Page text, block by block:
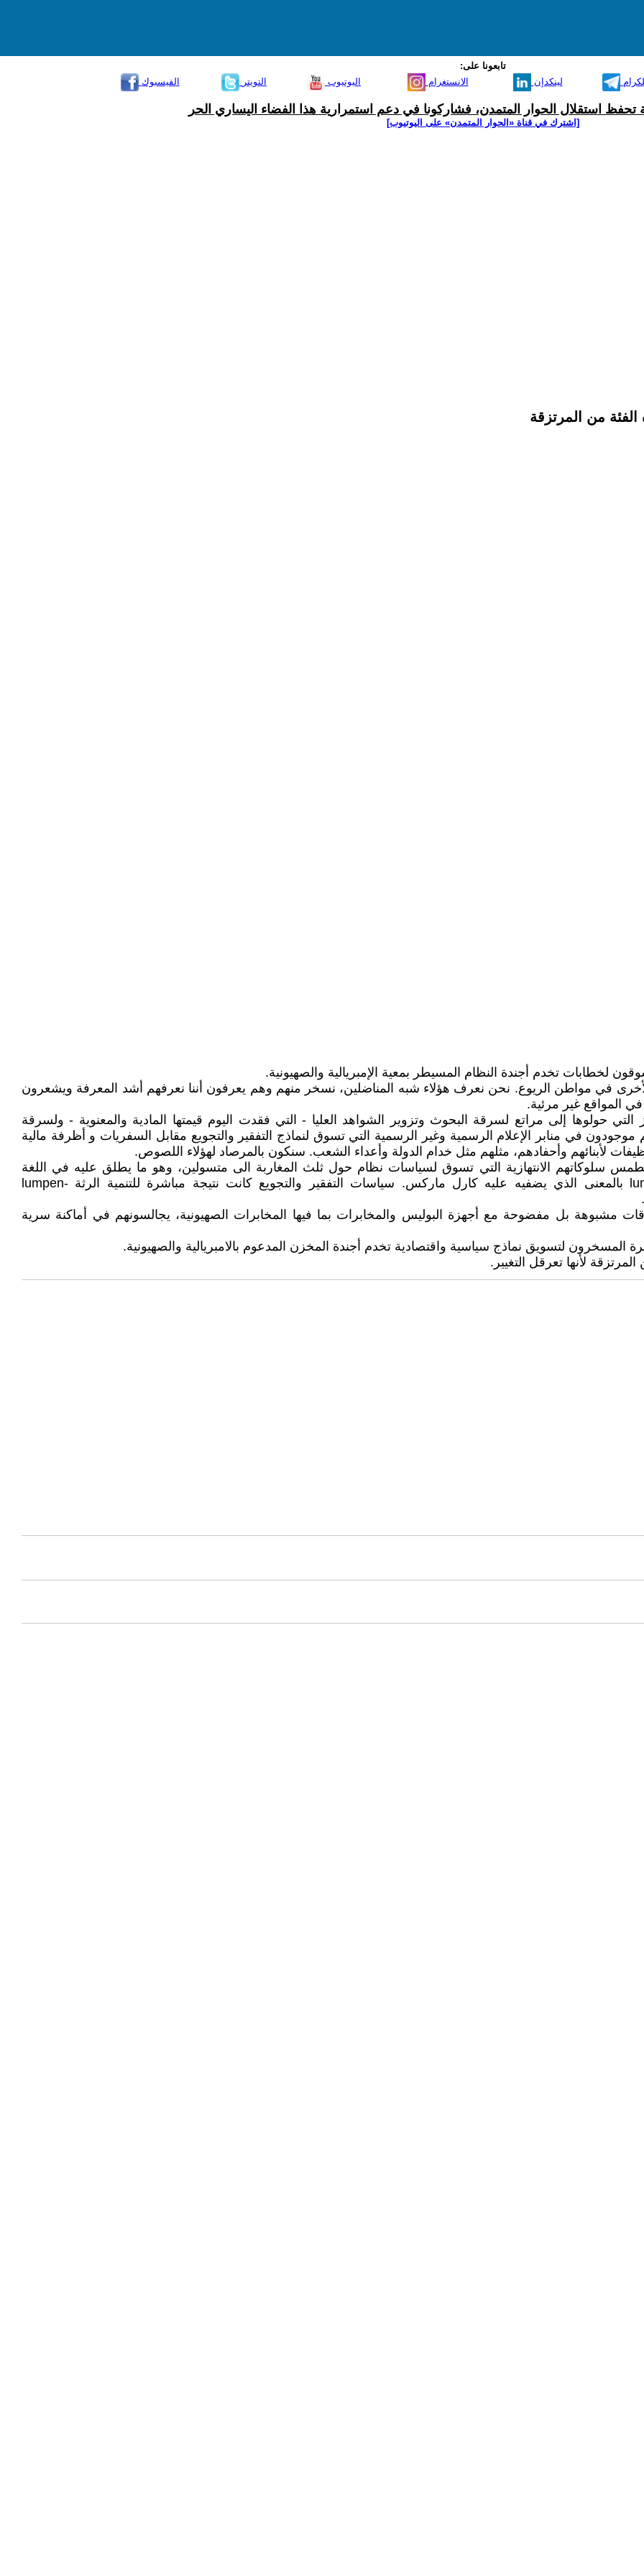
تابعونا على:
الفيسبوك
التويتر اليوتيوب الانستغرام لينكدإن
تحفظ استقلال الحوار المتمدن، فشاركونا في دعم استمرارية هذا الفضاء اليساري الحر
[اشترك في قناة ‫«الحوار المتمدن» على اليوتيوب]
لخطابات تخدم أجندة النظام المسيطر بمعية الإمبريالية والصهيونية.
في مواطن الريوع. نحن نعرف هؤلاء شبه المناضلين، نسخر منهم وهم يعرفون أننا نعرفهم أشد المعرفة ويشعرون
المواقع غير مرئية.
حولوها إلى مراتع لسرقة البحوث وتزوير الشواهد العليا - التي فقدت اليوم قيمتها المادية والمعنوية - ولسرقة
في منابر الإعلام الرسمية وغير الرسمية التي تسوق لنماذج التفقير والتجويع مقابل السفريات و أظرفة مالية
لأبنائهم وأحفادهم، مثلهم مثل خدام الدولة وأعداء الشعب. سنكون بالمرصاد لهؤلاء اللصوص.
سلوكاتهم الانتهازية التي تسوق لسياسات نظام حول ثلث المغاربة الى متسولين، وهو ما يطلق عليه في اللغة
العالمة بالطبقة الرثة أو اللمبن-بروليتاريا lumpen-prolétariat بالمعنى الذي يضفيه عليه كارل ماركس. سياسات التفقير والتجويع كانت نتيجة مباشرة للتنمية الرثة lumpen-
مشبوهة بل مفضوحة مع أجهزة البوليس والمخابرات بما فيها المخابرات الصهيونية، يجالسونهم في أماكنة سرية
لتسويق نماذج سياسية واقتصادية تخدم أجندة المخزن المدعوم بالامبريالية والصهيونية.
لأنها تعرقل التغيير.